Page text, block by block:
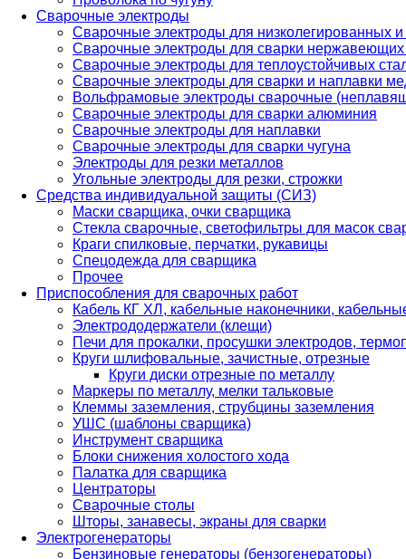
Сварочные электроды
Сварочные электроды для низколегированных и
Сварочные электроды для сварки
Сварочные электроды для теплоустойчивых
Сварочные электроды для сварки и наплавки
Вольфрамовые электроды сварочные
Сварочные электроды для сварки алюминия
Сварочные электроды для наплавки
Сварочные электроды для сварки чугуна
Электроды для резки металлов
Угольные электроды для резки, строжки
Средства индивидуальной защиты (СИЗ)
Маски сварщика, очки сварщика
Стекла сварочные, светофильтры для масок
Краги спилковые, перчатки, рукавицы
Спецодежда для сварщика
Прочее
Приспособления для сварочных работ
Кабель КГ ХЛ, кабельные наконечники,
Электрододержатели (клещи)
Печи для прокалки, просушки электродов,
Круги шлифовальные, зачистные, отрезные
Круги диски отрезные по металлу
Маркеры по металлу, мелки тальковые
Клеммы заземления, струбцины заземления
УШС (шаблоны сварщика)
Инструмент сварщика
Блоки снижения холостого хода
Палатка для сварщика
Центраторы
Сварочные столы
Шторы, занавесы, экраны для сварки
Электрогенераторы
Бензиновые генераторы (бензогенераторы)